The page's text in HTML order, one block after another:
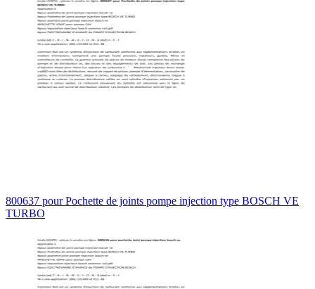
800637 pour Pochette de joints pompe injection type BOSCH VE
TURBO